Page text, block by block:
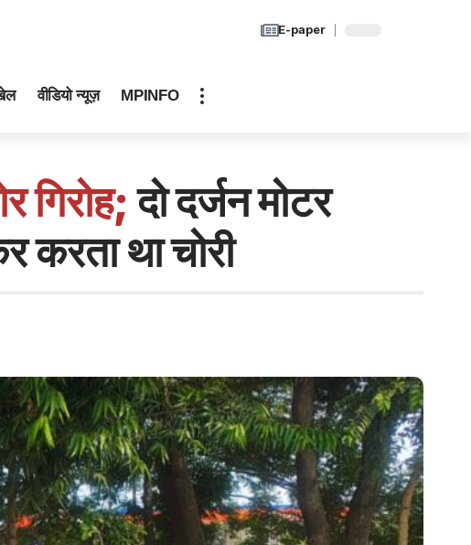
E-paper
वीडियो न्यूज़ MPINFO
गिरोह;दो दर्जन मोटर
करता था चोरी